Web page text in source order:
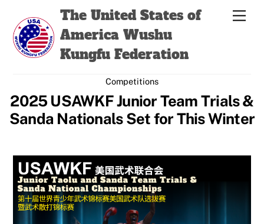
content
The United States of
America Wushu
Kungfu Federation
Competitions
2025 USAWKF Junior Team Trials &
Sanda Nationals Set for This Winter
Back
Top